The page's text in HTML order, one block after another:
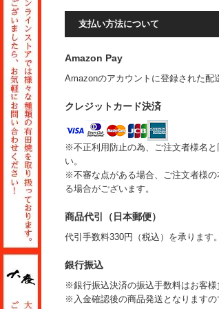
支払い方法について
Amazon Pay
Amazonのアカウントに登録された配
クレジットカード決済
※不正利用防止の為、ご注文者様名
い。
※不審な点がある場合、ご注文者様
る場合がございます。
商品代引（日本郵便）
代引手数料330円（税込）を承ります
銀行振込
※銀行振込決済の振込手数料はお客様
※入金確認後の商品発送となりますの